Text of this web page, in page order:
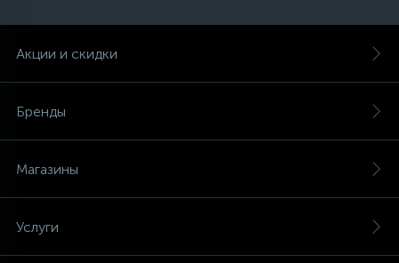
Акции и скидки
Бренды
Магазины
Услуги